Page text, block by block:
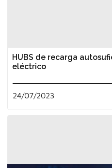
HUBS de recarga
eléctrico
24/07/2023